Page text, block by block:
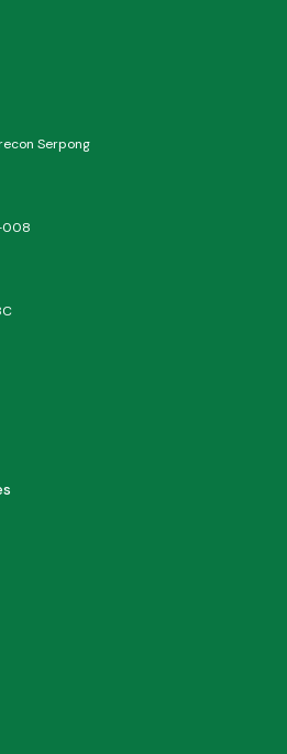
Serpong
008